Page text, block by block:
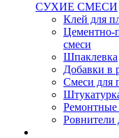
СУХИЕ СМЕСИ
Клей для
Цементно-
смеси
Шпаклевка
Добавки в
Смеси для
Ремонтные
Ровнители